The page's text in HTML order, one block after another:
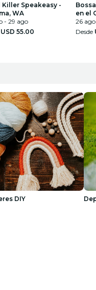
Killer Speakeasy -
WA
- 29 ago
USD 55.00
en el
26 ago
Desde
DIY